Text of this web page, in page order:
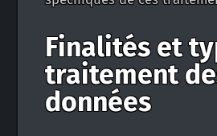
Finalités et
traitement
données